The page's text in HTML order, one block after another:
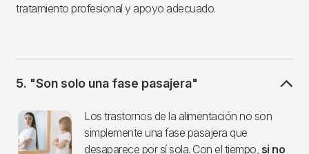
tratamiento profesional y apoyo adecuado.
5. "Son solo una fase pasajera"
Imagen
Los trastornos de la alimentación no son
simplemente una fase pasajera que
desaparece por sí sola. Con el tiempo, si no